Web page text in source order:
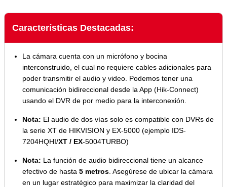
Características Destacadas:
La cámara cuenta con un micrófono y bocina
interconstruido, el cual no requiere cables adicionales para
poder transmitir el audio y video. Podemos tener una
comunicación bidireccional desde la App (Hik-Connect)
usando el DVR de por medio para la interconexión.
Nota: El audio de dos vías solo es compatible con DVRs de
la serie XT de HIKVISION y EX-5000 (ejemplo IDS-
7204HQHI/XT / EX-5004TURBO)
Nota: La función de audio bidireccional tiene un alcance
efectivo de hasta 5 metros . Asegúrese de ubicar la cámara
en un lugar estratégico para maximizar la claridad del